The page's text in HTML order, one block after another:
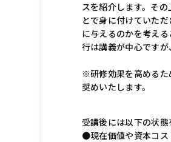
スを紹介します。そ
とで身に付けていた
に与えるのかを考え
行は講義が中心ですが
※研修効果を高めるた
奨めいたします。
受講後には以下の状態
●現在価値や資本コス